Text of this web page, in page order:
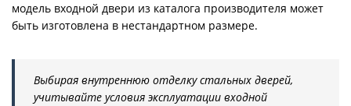
модель входной двери из каталога производителя может
быть изготовлена в нестандартном размере.
Выбирая внутреннюю отделку стальных дверей,
учитывайте условия эксплуатации входной